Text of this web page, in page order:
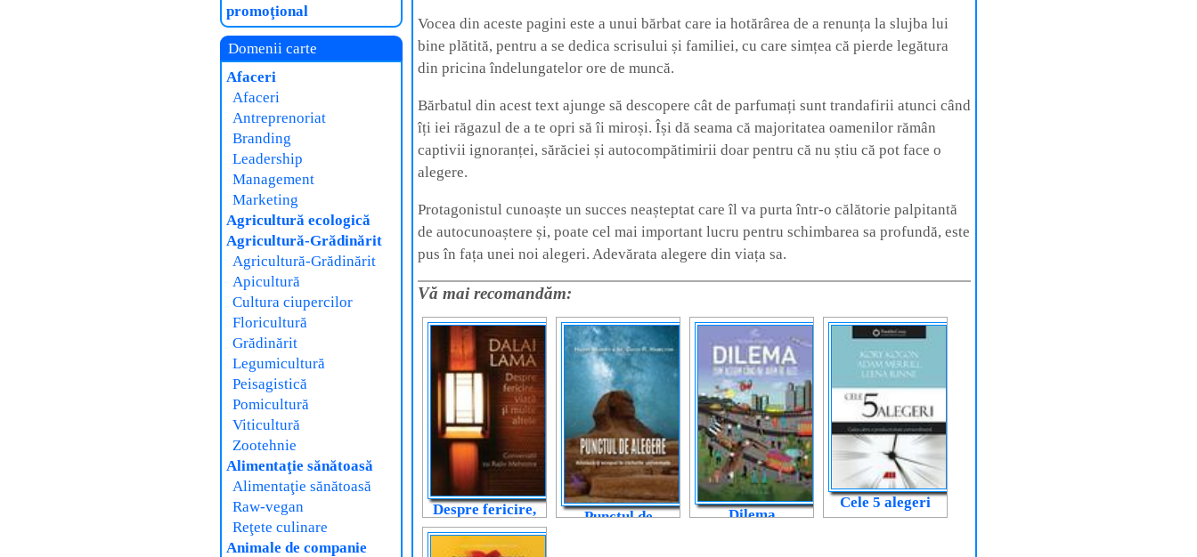
Editura: Curtea Veche
Vocea din aceste pagini este a unui bărbat care ia hotărârea de a renunța la slujba lui
bine plătită, pentru a se dedica scrisului și familiei, cu care simțea că pierde legătura
din pricina îndelungatelor ore de muncă.
Bărbatul din acest text ajunge să descopere cât de parfumați sunt trandafirii atunci când
îți iei răgazul de a te opri să îi miroși. Își dă seama că majoritatea oamenilor rămân
captivii ignoranței, sărăciei și autocompătimirii doar pentru că nu știu că pot face o
alegere.
Protagonistul cunoaște un succes neașteptat care îl va purta într-o călătorie palpitantă
de autocunoaștere și, poate cel mai important lucru pentru schimbarea sa profundă, este
pus în fața unei noi alegeri. Adevărata alegere din viața sa.
Vă mai recomandăm:
Despre fericire,
viață și multe
altele
Punctul de
Dilema
Cele 5 alegeri
promoţional
Domenii carte
Afaceri
Afaceri
Antreprenoriat
Branding
Leadership
Management
Marketing
Agricultură ecologică
Agricultură-Grădinărit
Agricultură-Grădinărit
Apicultură
Cultura ciupercilor
Floricultură
Grădinărit
Legumicultură
Peisagistică
Pomicultură
Viticultură
Zootehnie
Alimentaţie sănătoasă
Alimentaţie sănătoasă
Raw-vegan
Reţete culinare
Animale de companie